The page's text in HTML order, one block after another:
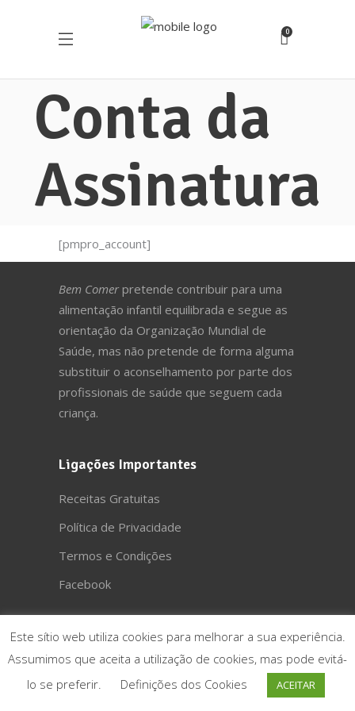
0
Conta da
Assinatura
[pmpro_account]
Bem Comerpretende contribuir para uma
alimentação infantil equilibrada e segue as
orientação da Organização Mundial de
Saúde, mas não pretende de forma alguma
substituir o aconselhamento por parte dos
profissionais de saúde que seguem cada
criança.
Ligações Importantes
Receitas Gratuitas
Política de Privacidade
Termos e Condições
Facebook
Este sítio web utiliza cookies para melhorar a sua experiência.
Assumimos que aceita a utilização de cookies, mas pode evitá-
lo se preferir.
Definições dos Cookies ACEITAR